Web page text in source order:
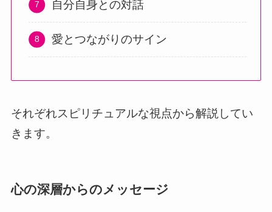
自分自身との対話
愛とつながりのサイン
それぞれスピリチュアルな視点から解説してい
きます。
心の深層からのメッセージ